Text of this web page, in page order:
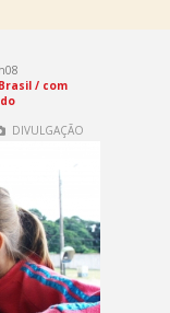
/ com
DIVULGAÇÃO